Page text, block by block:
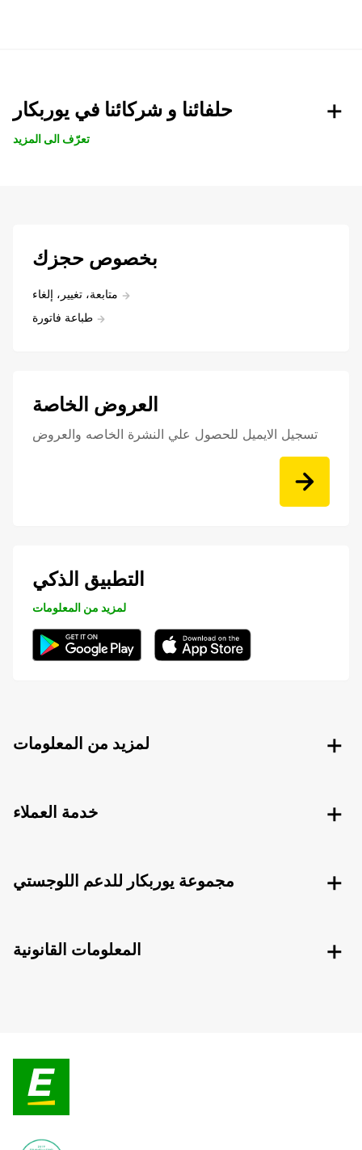
حلفائنا و شركائنا في يوربكار
تعرّف الى المزيد
بخصوص حجزك
متابعة، تغيير، إلغاء
طباعة فاتورة
العروض الخاصة
تسجيل الايميل للحصول علي النشرة الخاصه والعروض
التطبيق الذكي
لمزيد من المعلومات
لمزيد من المعلومات
خدمة العملاء
مجموعة يوربكار للدعم اللوجستي
المعلومات القانونية